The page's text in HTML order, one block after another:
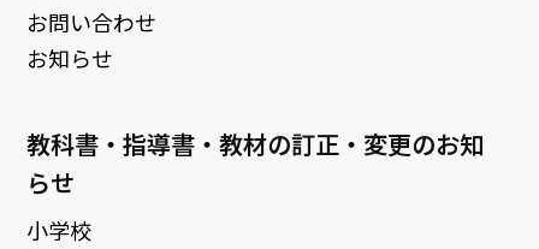
お問い合わせ
お知らせ
教科書・指導書・教材の訂正・変更のお知
らせ
小学校